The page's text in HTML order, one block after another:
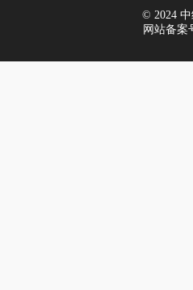
© 2024 中
网站备案